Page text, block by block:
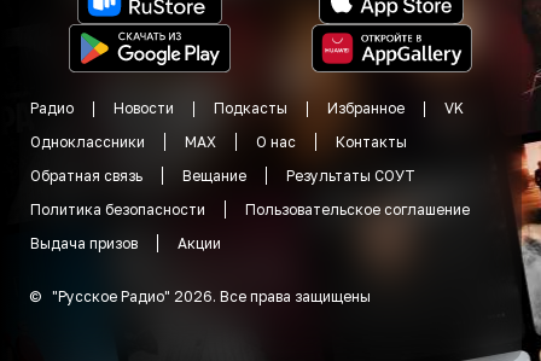
Радио Новости Подкасты Избранное
VK
Одноклассники
MAX О нас
Контакты
Обратная связь
Вещание
Результаты СОУТ
Политика безопасности
Пользовательское соглашение
Выдача призов
Акции
© "Русское Радио" 2026. Все права защищены